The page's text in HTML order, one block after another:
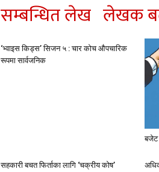
सम्बन्धित लेख लेखक
‘भ्वाइस किड्स’ सिजन ५ : चार कोच औपचारिक
रूपमा सार्वजनिक
बजेट
सहकारी बचत फिर्ताका लागि ‘चक्रीय कोष’